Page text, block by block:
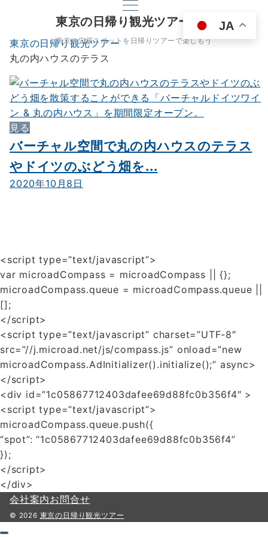
東京の日帰り観光ツアー
東京の穴場スポットを日帰りツアーで楽しもう
東京の日帰り観光ツアー
丸の内ハウスのテラス
見る
バーチャル空間で丸の内ハウスのテラス
やドイツのぶどう畑を...
2020年10月8日
<script type=”text/javascript”>
var microadCompass = microadCompass || {};
microadCompass.queue = microadCompass.queue ||
[];
</script>
<script type=”text/javascript” charset=”UTF-8″
src=”//j.microad.net/js/compass.js” onload=”new
microadCompass.AdInitializer().initialize();” async>
</script>
<div id=”1c05867712403dafee69d88fc0b356f4″ >
<script type=”text/javascript”>
microadCompass.queue.push({
“spot”: “1c05867712403dafee69d88fc0b356f4”
});
</script>
</div>
会社案内お問合せ
© 2026 東京の日帰り観光ツアー
JA